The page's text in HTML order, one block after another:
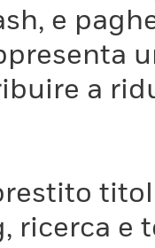
e
a
ricerca e